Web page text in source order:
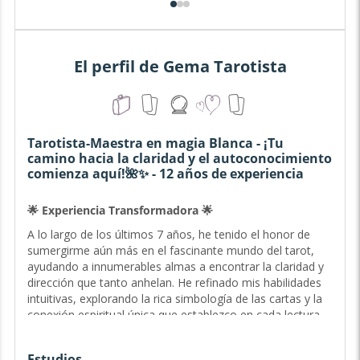
El perfil de Gema Tarotista
Tarotista-Maestra en magia Blanca - ¡Tu
camino hacia la claridad y el autoconocimiento
comienza aquí!🌺✨ - 12 años de experiencia
🌟 Experiencia Transformadora 🌟
A lo largo de los últimos 7 años, he tenido el honor de
sumergirme aún más en el fascinante mundo del tarot,
ayudando a innumerables almas a encontrar la claridad y
dirección que tanto anhelan. He refinado mis habilidades
intuitivas, explorando la rica simbología de las cartas y la
conexión espiritual única que establezco en cada lectura.
He sido testigo del poder transformador de mis lecturas